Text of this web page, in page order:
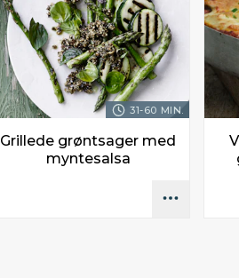
31-60 MIN.
Grillede grøntsager med
myntesalsa